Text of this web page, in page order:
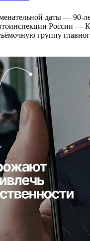
даты — 90-
России —
группу